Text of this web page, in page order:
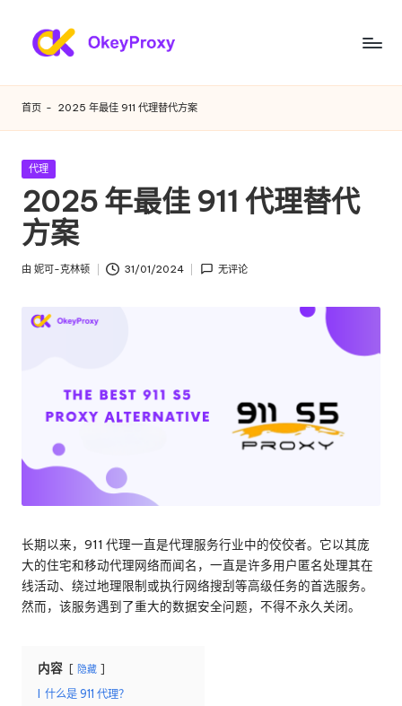
满
足
您
各
种
需
求
住
理
服
器
[
免
费
用
能
大
的
HTTP(S)/SOCKS5
住
宅
代
于
试
代
设
置
教
程、
首页 - 2025 年最佳 911 代理替代方案
发
在
代理
2025 年最佳 911 代理替代
方案
发
由 妮可-克林顿 31/01/2024 无评论
长期以来，911 代理一直是代理服务行业中的佼佼者。它以其庞
大的住宅和移动代理网络而闻名，一直是许多用户匿名处理其在
线活动、绕过地理限制或执行网络搜刮等高级任务的首选服务。
然而，该服务遇到了重大的数据安全问题，不得不永久关闭。
内容 隐藏
什么是 911 代理？